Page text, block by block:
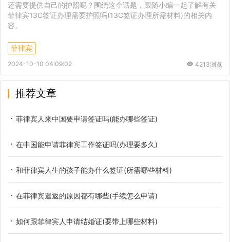
还需要提供自己的护照呢？围绕这个话题，跟随小编一起了解有关
菲律宾13C签证办理需要护照吗(13C签证办理所需材料)的相关内
容。
菲律宾
2024-10-10 04:09:02 4213浏览
推荐文章
菲律宾人来中国要申请签证吗(能办哪些签证)
在中国能申请菲律宾工作签证吗(办理要多久)
和菲律宾人生的孩子能办什么签证(所需哪些材料)
在菲律宾遣返的原因都有哪些(手续怎么申请)
如何跟菲律宾人申请结婚证(要带上哪些材料)